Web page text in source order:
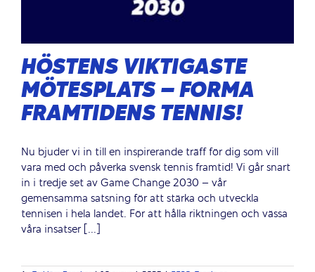
HÖSTENS VIKTIGASTE
MÖTESPLATS – FORMA
FRAMTIDENS TENNIS!
Nu bjuder vi in till en inspirerande träff för dig som vill
vara med och påverka svensk tennis framtid! Vi går snart
in i tredje set av Game Change 2030 – vår
gemensamma satsning för att stärka och utveckla
tennisen i hela landet. För att hålla riktningen och vässa
våra insatser [...]